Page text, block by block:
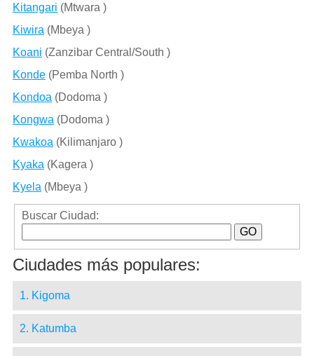
Kitangari (Mtwara )
Kiwira (Mbeya )
Koani (Zanzibar Central/South )
Konde(Pemba North )
Kondoa (Dodoma )
Kongwa (Dodoma )
Kwakoa (Kilimanjaro )
Kyaka (Kagera )
Kyela (Mbeya )
Buscar Ciudad:
Ciudades más populares:
1. Kigoma
2. Katumba